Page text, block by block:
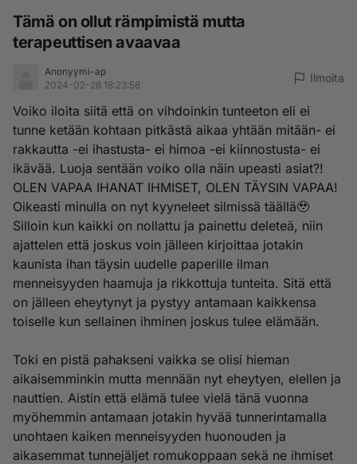
Tämä on ollut rämpimistä mutta
terapeuttisen avaavaa
Anonyymi-ap
2024-02-28 18:23:58
Ilmoita
Voiko iloita siitä että on vihdoinkin tunteeton eli ei
tunne ketään kohtaan pitkästä aikaa yhtään mitään- ei
rakkautta -ei ihastusta- ei himoa -ei kiinnostusta- ei
ikävää. Luoja sentään voiko olla näin upeasti asiat?!
OLEN VAPAA IHANAT IHMISET, OLEN TÄYSIN VAPAA!
Oikeasti minulla on nyt kyyneleet silmissä täällä🥹
Silloin kun kaikki on nollattu ja painettu deleteä, niin
ajattelen että joskus voin jälleen kirjoittaa jotakin
kaunista ihan täysin uudelle paperille ilman
menneisyyden haamuja ja rikkottuja tunteita. Sitä että
on jälleen eheytynyt ja pystyy antamaan kaikkensa
toiselle kun sellainen ihminen joskus tulee elämään.
Toki en pistä pahakseni vaikka se olisi hieman
aikaisemminkin mutta mennään nyt eheytyen, elellen ja
nauttien. Aistin että elämä tulee vielä tänä vuonna
myöhemmin antamaan jotakin hyvää tunnerintamalla
unohtaen kaiken menneisyyden huonouden ja
aikasemmat tunnejäljet romukoppaan sekä ne ihmiset